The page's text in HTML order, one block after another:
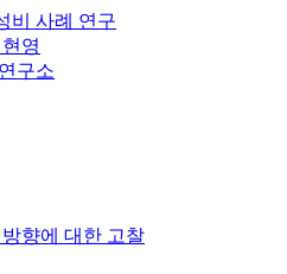
비 사례 연구
영
구소
향에 대한 고찰